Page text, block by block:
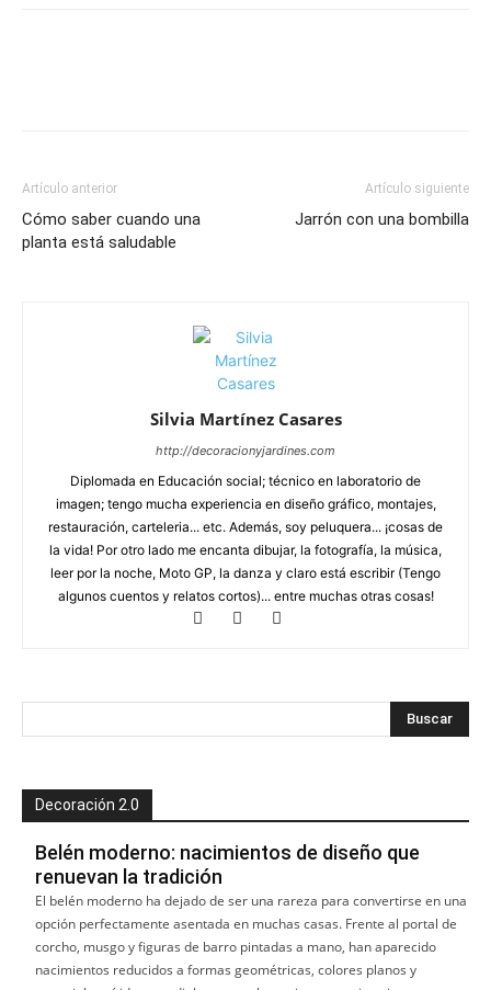
Artículo anterior
Cómo saber cuando una
planta está saludable
Artículo siguiente
Jarrón con una bombilla
Silvia Martínez Casares
http://decoracionyjardines.com
Diplomada en Educación social; técnico en laboratorio de
imagen; tengo mucha experiencia en diseño gráfico, montajes,
restauración, carteleria... etc. Además, soy peluquera... ¡cosas de
la vida! Por otro lado me encanta dibujar, la fotografía, la música,
leer por la noche, Moto GP, la danza y claro está escribir (Tengo
algunos cuentos y relatos cortos)... entre muchas otras cosas!
Decoración 2.0
Belén moderno: nacimientos de diseño que
renuevan la tradición
El belén moderno ha dejado de ser una rareza para convertirse en una
opción perfectamente asentada en muchas casas. Frente al portal de
corcho, musgo y figuras de barro pintadas a mano, han aparecido
nacimientos reducidos a formas geométricas, colores planos y